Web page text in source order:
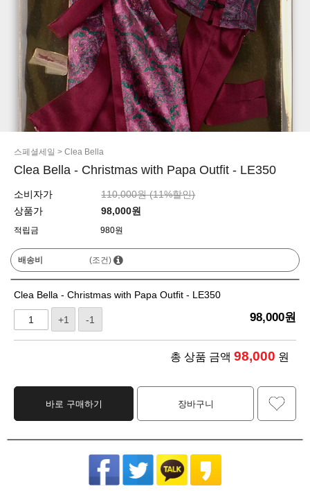
스페셜세일 > Clea Bella
Clea Bella - Christmas with Papa Outfit - LE350
소비자가 110,000원 (11%할인)
상품가
98,000원
적립금 980원
배송비 (조건)
Clea Bella - Christmas with Papa Outfit - LE350
+1 -1 98,000원
총 상품 금액 98,000 원
바로 구매하기 장바구니